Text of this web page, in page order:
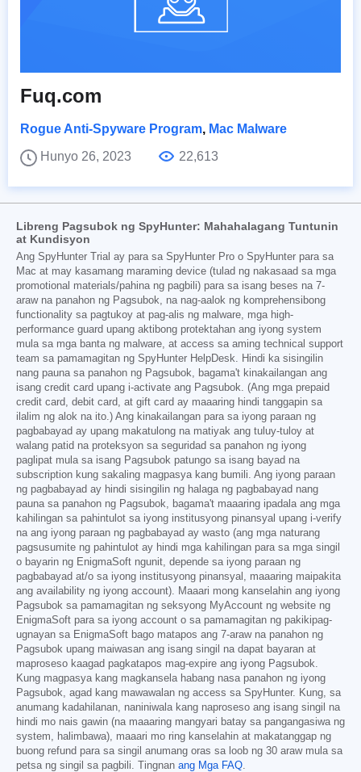
Fuq.com
Rogue Anti-Spyware Program, Mac Malware
Hunyo 26, 2023
22,613
Libreng Pagsubok ng SpyHunter: Mahahalagang Tuntunin
at Kundisyon
Ang SpyHunter Trial ay para sa SpyHunter Pro o SpyHunter para sa
Mac at may kasamang maraming device (tulad ng nakasaad sa mga
promotional materials/pahina ng pagbili) para sa isang beses na 7-
araw na panahon ng Pagsubok, na nag-aalok ng komprehensibong
functionality sa pagtukoy at pag-alis ng malware, mga high-
performance guard upang aktibong protektahan ang iyong system
mula sa mga banta ng malware, at access sa aming technical support
team sa pamamagitan ng SpyHunter HelpDesk. Hindi ka sisingilin
nang pauna sa panahon ng Pagsubok, bagama't kinakailangan ang
isang credit card upang i-activate ang Pagsubok. (Ang mga prepaid
credit card, debit card, at gift card ay maaaring hindi tanggapin sa
ilalim ng alok na ito.) Ang kinakailangan para sa iyong paraan ng
pagbabayad ay upang makatulong na matiyak ang tuluy-tuloy at
walang patid na proteksyon sa seguridad sa panahon ng iyong
paglipat mula sa isang Pagsubok patungo sa isang bayad na
subscription kung sakaling magpasya kang bumili. Ang iyong paraan
ng pagbabayad ay hindi sisingilin ng halaga ng pagbabayad nang
pauna sa panahon ng Pagsubok, bagama't maaaring ipadala ang mga
kahilingan sa pahintulot sa iyong institusyong pinansyal upang i-verify
na ang iyong paraan ng pagbabayad ay wasto (ang mga naturang
pagsusumite ng pahintulot ay hindi mga kahilingan para sa mga singil
o bayarin ng EnigmaSoft ngunit, depende sa iyong paraan ng
pagbabayad at/o sa iyong institusyong pinansyal, maaaring maipakita
ang availability ng iyong account). Maaari mong kanselahin ang iyong
Pagsubok sa pamamagitan ng seksyong MyAccount ng website ng
EnigmaSoft para sa iyong account o sa pamamagitan ng pakikipag-
ugnayan sa EnigmaSoft bago matapos ang 7-araw na panahon ng
Pagsubok upang maiwasan ang isang singil na dapat bayaran at
maproseso kaagad pagkatapos mag-expire ang iyong Pagsubok.
Kung magpasya kang magkansela habang nasa panahon ng iyong
Pagsubok, agad kang mawawalan ng access sa SpyHunter. Kung, sa
anumang kadahilanan, naniniwala kang naproseso ang isang singil na
hindi mo nais gawin (na maaaring mangyari batay sa pangangasiwa ng
system, halimbawa), maaari mo ring kanselahin at makatanggap ng
buong refund para sa singil anumang oras sa loob ng 30 araw mula sa
petsa ng singil sa pagbili. Tingnan ang Mga FAQ.